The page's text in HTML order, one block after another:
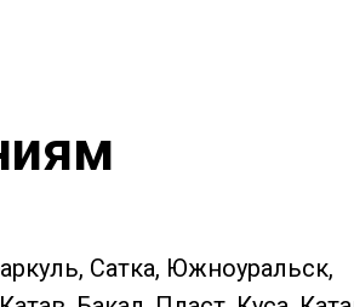
Сатка, Южноуральск,